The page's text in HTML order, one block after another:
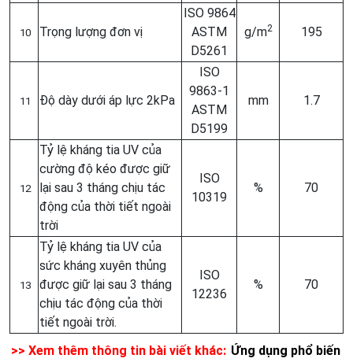
10 Trọng lượng đơn vị
ISO 9864
ASTM
D5261
g/m2 195
11 Độ dày dưới áp lực 2kPa
ISO
9863-1
ASTM
D5199
mm 1.7
12
Tỷ lệ kháng tia UV của
cường độ kéo được giữ
lại sau 3 tháng chịu tác
động của thời tiết ngoài
trời
ISO
10319
% 70
13
Tỷ lệ kháng tia UV của
sức kháng xuyên thủng
được giữ lại sau 3 tháng
chịu tác động của thời
tiết ngoài trời.
ISO
12236
% 70
>> Xem thêm thông tin bài viết khác: Ứng dụng phổ biến